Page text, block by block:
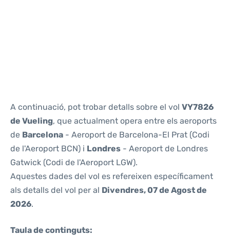
A continuació, pot trobar detalls sobre el vol VY7826
de Vueling, que actualment opera entre els aeroports
de Barcelona - Aeroport de Barcelona-El Prat (Codi
de l'Aeroport BCN) i Londres - Aeroport de Londres
Gatwick (Codi de l'Aeroport LGW).
Aquestes dades del vol es refereixen específicament
als detalls del vol per al Divendres, 07 de Agost de
2026.
Taula de continguts: